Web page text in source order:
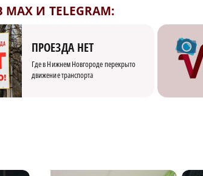
И TELEGRAM:
ПРОЕЗДА НЕТ
Где в Нижнем Новгороде перекрыто
движение транспорта